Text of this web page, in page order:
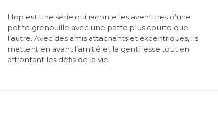
Hop est une série qui raconte les aventures d’une
petite grenouille avec une patte plus courte que
l’autre. Avec des amis attachants et excentriques, ils
mettent en avant l’amitié et la gentillesse tout en
affrontant les défis de la vie.